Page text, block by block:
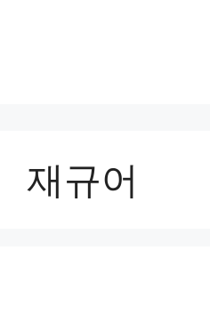
재규어